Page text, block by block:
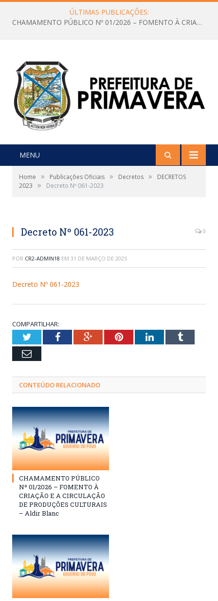
ÚLTIMAS PUBLICAÇÕES:
CHAMAMENTO PÚBLICO Nº 01/2026 – FOMENTO À CRIAÇÃO E A CIRCULAÇÃO DE PRODUÇÕES CULTURAIS – Aldir Blanc
MENU
Home » Publicações Oficiais » Decretos »
DECRETOS
2023
» Decreto Nº 061-2023
Decreto Nº 061-2023 0
POR CR2-ADMIN18 EM 31 DE MARÇO DE 2025
Decreto Nº 061-2023
COMPARTILHAR:
TwitterFacebookGoogle+PinterestLinkedInTumblr
Email
CONTEÚDO RELACIONADO
CHAMAMENTO PÚBLICO
Nº 01/2026 – FOMENTO À
CRIAÇÃO E A CIRCULAÇÃO
DE PRODUÇÕES CULTURAIS
– Aldir Blanc